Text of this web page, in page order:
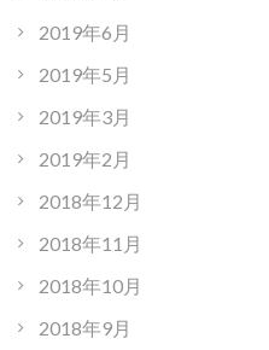
2019年6月
2019年5月
2019年3月
2019年2月
2018年12月
2018年11月
2018年10月
2018年9月